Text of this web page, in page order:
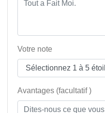
Votre note
Avantages (facultatif )